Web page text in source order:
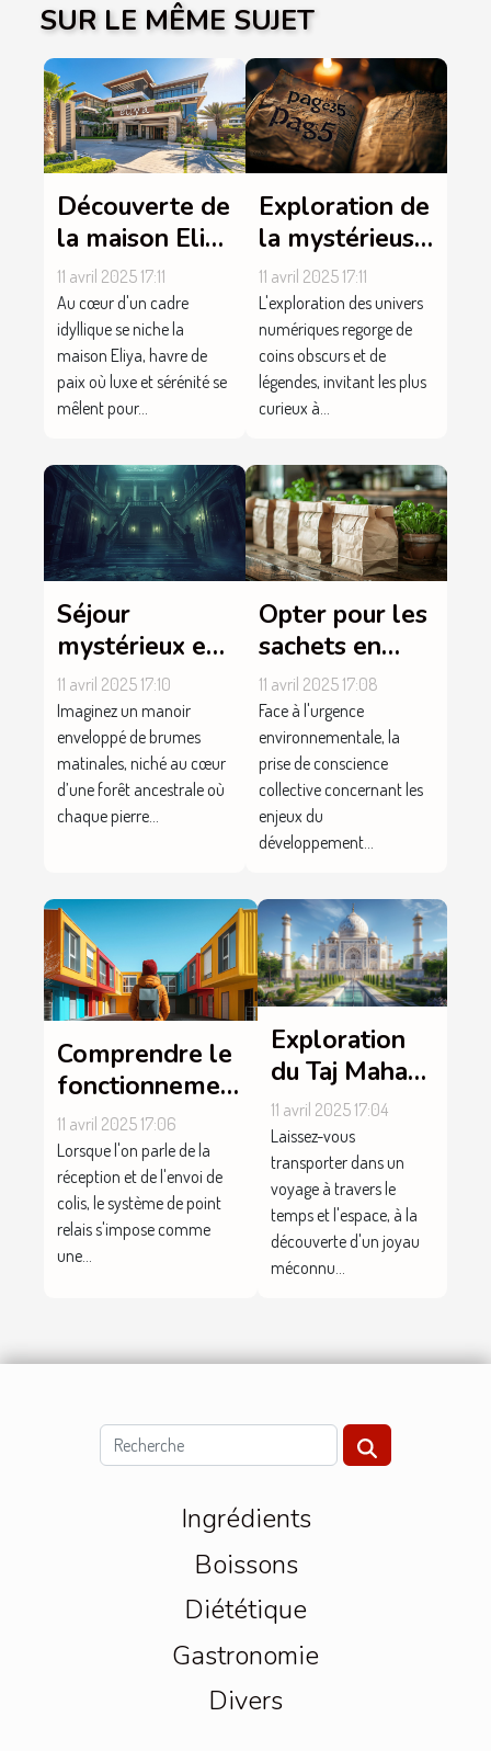
SUR LE MÊME SUJET
Découverte de
la maison Eliya
: un lieu
exceptionnel
pour un séjour
inoubliable
11 avril 2025 17:11
Au cœur d'un cadre
idyllique se niche la
maison Eliya, havre de
paix où luxe et sérénité se
mêlent pour...
Exploration de
la mystérieuse
Page35, entre
intrigues et
révélations
11 avril 2025 17:11
L'exploration des univers
numériques regorge de
coins obscurs et de
légendes, invitant les plus
curieux à...
Séjour
mystérieux et
découverte au
manoir
11 avril 2025 17:10
Imaginez un manoir
enveloppé de brumes
matinales, niché au cœur
d’une forêt ancestrale où
chaque pierre...
Opter pour les
sachets en
papier : un
choix éco-
responsable et
pratique
11 avril 2025 17:08
Face à l'urgence
environnementale, la
prise de conscience
collective concernant les
enjeux du
développement...
Comprendre le
fonctionnement
du point relais à
Pont l'Evêque
11 avril 2025 17:06
Lorsque l'on parle de la
réception et de l'envoi de
colis, le système de point
relais s'impose comme
une...
Exploration
du Taj Mahal
de Chantilly,
une merveille
architecturale
11 avril 2025 17:04
Laissez-vous
transporter dans un
voyage à travers le
temps et l'espace, à la
découverte d'un joyau
méconnu...
Ingrédients
Boissons
Diététique
Gastronomie
Divers